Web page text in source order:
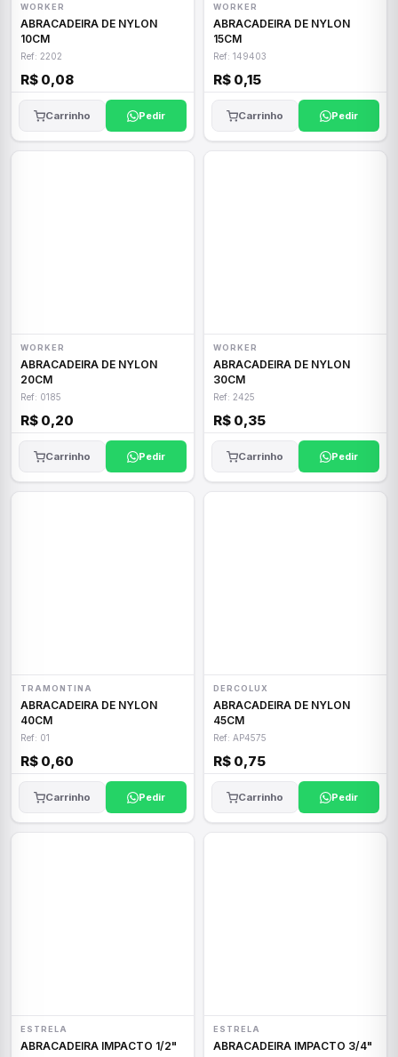
WORKER
ABRACADEIRA DE NYLON
10CM
Ref: 2202
R$ 0,08
Carrinho Pedir
WORKER
ABRACADEIRA DE NYLON
15CM
Ref: 149403
R$ 0,15
Carrinho Pedir
WORKER
ABRACADEIRA DE NYLON
20CM
Ref: 0185
R$ 0,20
Carrinho Pedir
WORKER
ABRACADEIRA DE NYLON
30CM
Ref: 2425
R$ 0,35
Carrinho Pedir
TRAMONTINA
ABRACADEIRA DE NYLON
40CM
Ref: 01
R$ 0,60
Carrinho Pedir
DERCOLUX
ABRACADEIRA DE NYLON
45CM
Ref: AP4575
R$ 0,75
Carrinho Pedir
ESTRELA
ABRACADEIRA IMPACTO 1/2"
ESTRELA
ABRACADEIRA IMPACTO 3/4"